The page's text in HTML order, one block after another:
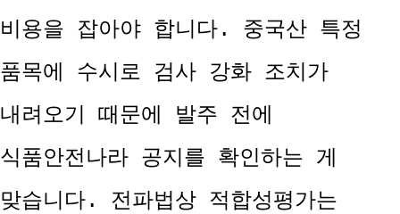
비용을 잡아야 합니다. 중국산 특정
품목에 수시로 검사 강화 조치가
내려오기 때문에 발주 전에
식품안전나라 공지를 확인하는 게
맞습니다. 전파법상 적합성평가는